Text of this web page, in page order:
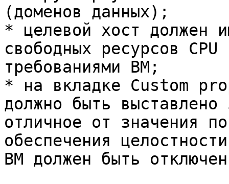
(доменов данных);
* целевой хост должен
свободных ресурсов
требованиями ВМ;
* на вкладке Custom
должно быть
отличное от значения
обеспечения
ВМ должен быть